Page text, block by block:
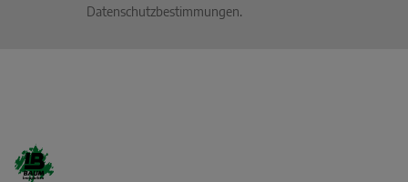
Datenschutzbestimmungen.